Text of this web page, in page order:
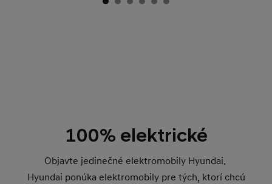
100% elektrické
Objavte jedinečné elektromobily Hyundai.
Hyundai ponúka elektromobily pre tých, ktorí chcú